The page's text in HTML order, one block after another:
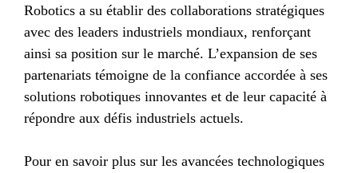
Robotics a su établir des collaborations stratégiques
avec des leaders industriels mondiaux, renforçant
ainsi sa position sur le marché. L’expansion de ses
partenariats témoigne de la confiance accordée à ses
solutions robotiques innovantes et de leur capacité à
répondre aux défis industriels actuels.
Pour en savoir plus sur les avancées technologiques